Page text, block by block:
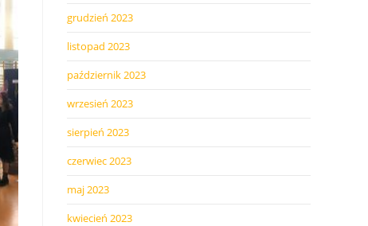
grudzień 2023
listopad 2023
październik 2023
wrzesień 2023
sierpień 2023
czerwiec 2023
maj 2023
kwiecień 2023